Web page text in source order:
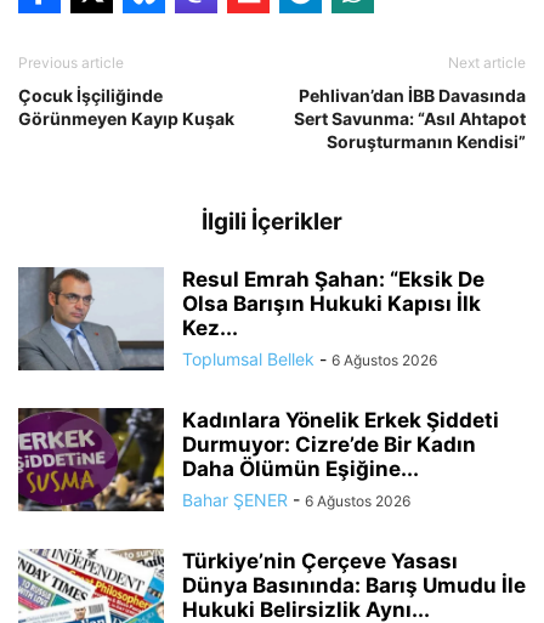
Previous article
Çocuk İşçiliğinde
Görünmeyen Kayıp Kuşak
Next article
Pehlivan’dan İBB Davasında
Sert Savunma: “Asıl Ahtapot
Soruşturmanın Kendisi”
İlgili İçerikler
Resul Emrah Şahan: “Eksik De
Olsa Barışın Hukuki Kapısı İlk
Kez...
Toplumsal Bellek - 6 Ağustos 2026
Kadınlara Yönelik Erkek Şiddeti
Durmuyor: Cizre’de Bir Kadın
Daha Ölümün Eşiğine...
Bahar ŞENER - 6 Ağustos 2026
Türkiye’nin Çerçeve Yasası
Dünya Basınında: Barış Umudu İle
Hukuki Belirsizlik Aynı...